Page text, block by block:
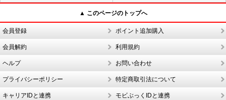
▲ このページのトップへ
会員登録 ポイント追加購入
会員解約 利用規約
ヘルプ お問い合わせ
プライバシーポリシー 特定商取引法について
キャリアIDと連携 モビぶっくIDと連携